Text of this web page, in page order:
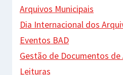
Arquivos Municipais
Dia Internacional dos
Eventos BAD
Gestão de Documentos de
Leituras